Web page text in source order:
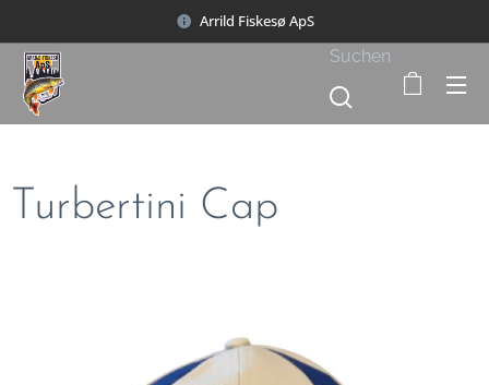
Arrild Fiskesø ApS
Suchen
Turbertini Cap